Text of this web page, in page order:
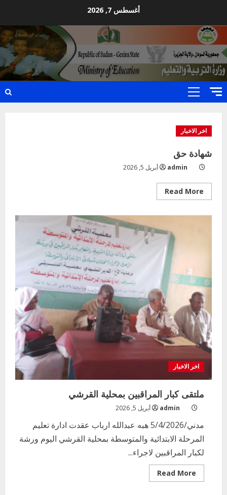
content
أغسطس 7, 2026
Primary
اخر الاخبار
شهادة حق
admin أبريل 5, 2026
Read More
more
اخر الاخبار
ملتقى كبار المراقبين بمحلية القرشي
admin أبريل 5, 2026
مدني/5/4/2026 هبه عبدالله ارباب عقدت ادارة تعليم
المرحلة الابتدائية والمتوسطة بمحلية القرشي اليوم ورشة
لكبار المراقبين لاجراء...
Read More
more